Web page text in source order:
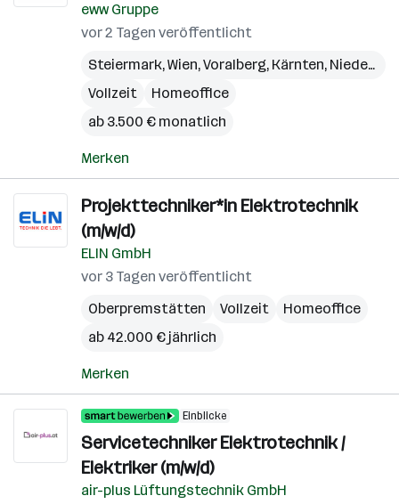
eww Gruppe
vor 2 Tagen veröffentlicht
Steiermark,Wien,Voralberg, Kärnten, Niederösterreich
Vollzeit
Homeoffice
ab 3.500 € monatlich
Merken
Projekttechniker*in Elektrotechnik
(m/w/d)
ELIN GmbH
vor 3 Tagen veröffentlicht
Oberpremstätten
Vollzeit
Homeoffice
ab 42.000 € jährlich
Merken
Einblicke
Servicetechniker Elektrotechnik /
Elektriker (m/w/d)
air-plus Lüftungstechnik GmbH